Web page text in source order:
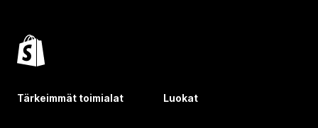
Tärkeimmät toimialat Luokat